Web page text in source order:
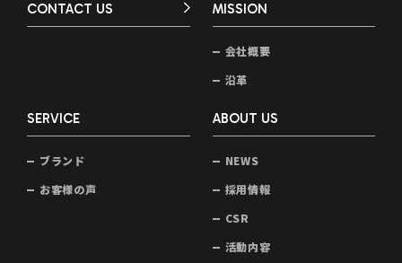
CONTACT US MISSION
会社概要
沿革
SERVICE
ブランド
お客様の声
ABOUT US
NEWS
採用情報
CSR
活動内容